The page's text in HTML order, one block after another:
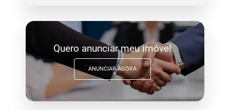
Quero anunciar meu imóvel
ANUNCIAR AGORA